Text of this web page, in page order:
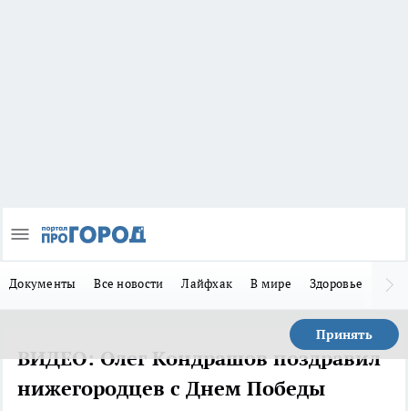
Документы Все новости Лайфхак В мире Здоровье
Принять
ВИДЕО: Олег Кондрашов поздравил
нижегородцев с Днем Победы